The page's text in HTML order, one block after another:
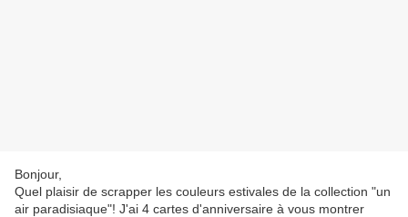
Bonjour,
Quel plaisir de scrapper les couleurs estivales de la collection "un
air paradisiaque"! J'ai 4 cartes d'anniversaire à vous montrer